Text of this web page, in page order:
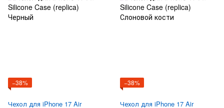
−38%
Чехол для iPhone 17 Air
−38%
Чехол для iPhone 17 Air